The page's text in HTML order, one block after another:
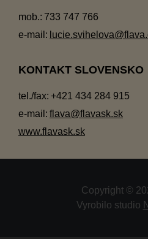
mob.: 733 747 766
e-mail:
KONTAKT SLOVENSKO
tel./fax: +421 434 284 915
e-mail: flava@flavask.sk
www.flavask.sk
Copyright ©
Vyrobilo studio